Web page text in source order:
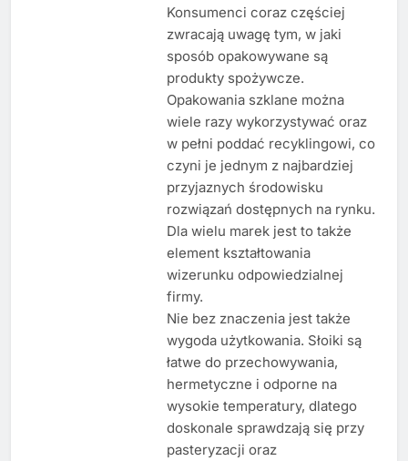
Konsumenci coraz częściej
zwracają uwagę tym, w jaki
sposób opakowywane są
produkty spożywcze.
Opakowania szklane można
wiele razy wykorzystywać oraz
w pełni poddać recyklingowi, co
czyni je jednym z najbardziej
przyjaznych środowisku
rozwiązań dostępnych na rynku.
Dla wielu marek jest to także
element kształtowania
wizerunku odpowiedzialnej
firmy.
Nie bez znaczenia jest także
wygoda użytkowania. Słoiki są
łatwe do przechowywania,
hermetyczne i odporne na
wysokie temperatury, dlatego
doskonale sprawdzają się przy
pasteryzacji oraz